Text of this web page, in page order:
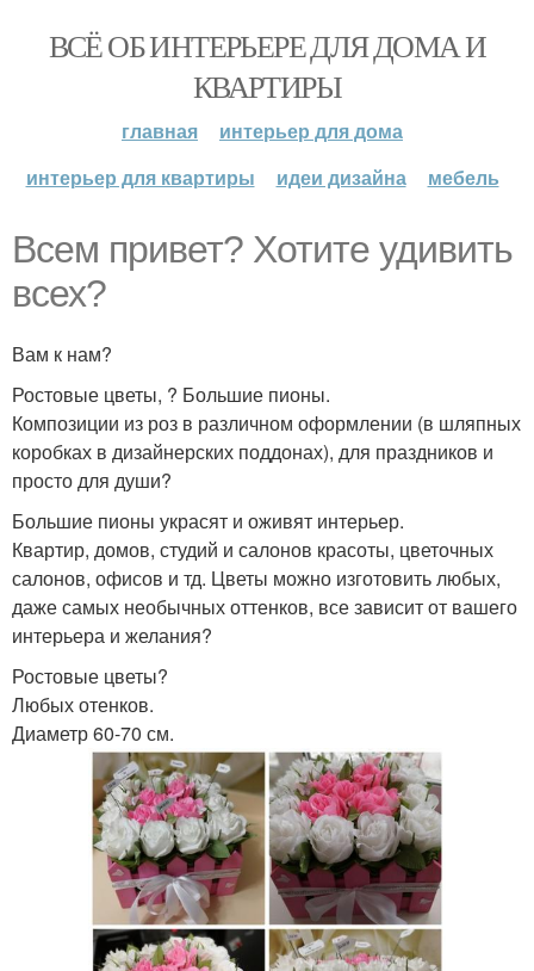
ВСЁ ОБ ИНТЕРЬЕРЕ ДЛЯ ДОМА И
КВАРТИРЫ
главная
интерьер для дома
интерьер для квартиры
идеи дизайна мебель
Всем привет? Хотите удивить
всех?
Вам к нам?
Ростовые цветы, ? Большие пионы.
Композиции из роз в различном оформлении (в шляпных
коробках в дизайнерских поддонах), для праздников и
просто для души?
Большие пионы украсят и оживят интерьер.
Квартир, домов, студий и салонов красоты, цветочных
салонов, офисов и тд. Цветы можно изготовить любых,
даже самых необычных оттенков, все зависит от вашего
интерьера и желания?
Ростовые цветы?
Любых отенков.
Диаметр 60-70 см.